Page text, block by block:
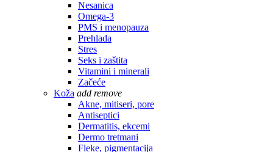
Nesanica
Omega-3
PMS i menopauza
Prehlada
Stres
Seks i zaštita
Vitamini i minerali
Začeće
Koža add remove
Akne, mitiseri, pore
Antiseptici
Dermatitis, ekcemi
Dermo tretmani
Fleke, pigmentacija